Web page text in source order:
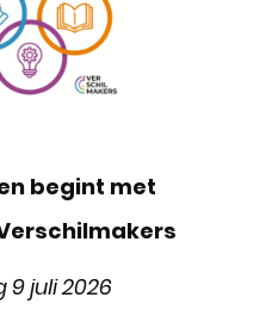
begint met
juli 2026